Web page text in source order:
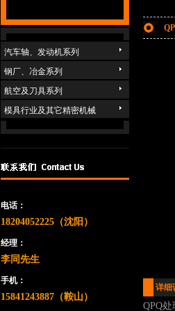
汽车轴、发动机系列
钢厂、冶金系列
航空及刀具系列
模具行业及其它精密机械
电话：
18204052225（沈阳）
经理：
李同先生
手机：
15841243887（鞍山）
详细
QPQ